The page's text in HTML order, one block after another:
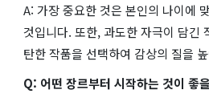
A: 가장 중요한 것은 본인의 나이에
것입니다. 또한, 과도한 자극이 담긴
탄한 작품을 선택하여 감상의 질을
Q: 어떤 장르부터 시작하는 것이 좋